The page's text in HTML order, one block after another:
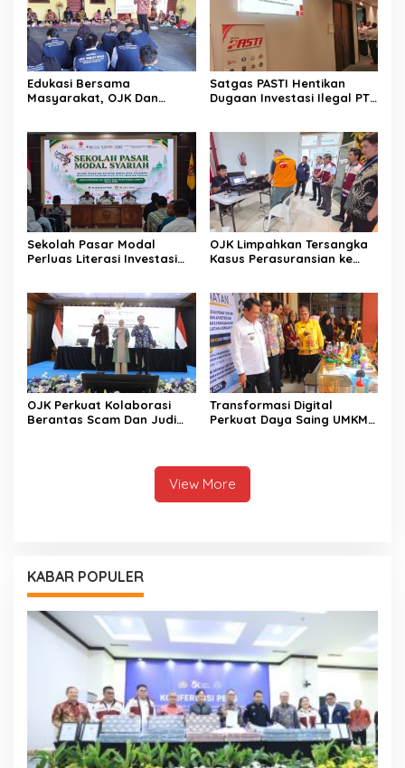
Edukasi Bersama
Masyarakat, OJK Dan
Satgas PASTI Hentikan
Dugaan Investasi Ilegal PT
Sekolah Pasar Modal
Perluas Literasi Investasi
OJK Limpahkan Tersangka
Kasus Perasuransian ke
OJK Perkuat Kolaborasi
Berantas Scam Dan Judi
Transformasi Digital
Perkuat Daya Saing UMKM
View More
KABAR POPULER